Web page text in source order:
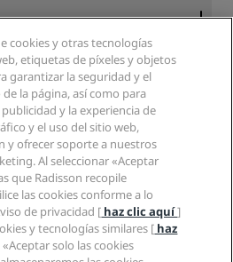
aperturas
Radisson Rewards
moderna
cookies y otras tecnologías
etiquetas de píxeles y objetos
garantizar la seguridad y el
la página, así como para
y la experiencia de
y el uso del sitio web,
y ofrecer soporte a nuestros
Al seleccionar «Aceptar
que Radisson recopile
las cookies conforme a lo
de privacidad [ haz clic aquí]
y tecnologías similares [ haz
«Aceptar solo las cookies